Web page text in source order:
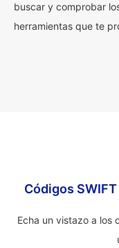
buscar y comprobar
herramientas que te
Códigos
Echa un vistazo a los